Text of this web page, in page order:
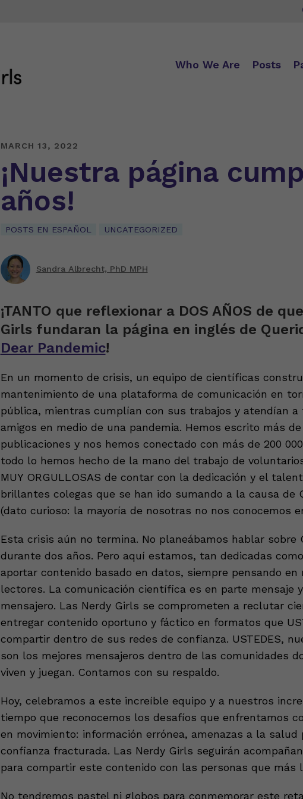
Who We Are Posts
MARCH 13, 2022
¡Nuestra página
años!
POSTS EN ESPAÑOL UNCATEGORIZED
Sandra Albrecht, PhD MPH
¡TANTO que reflexionar a DOS AÑOS de
Girls fundaran la página en inglés de
Dear Pandemic!
En un momento de crisis, un equipo de científicas
mantenimiento de una plataforma de comunicación en
pública, mientras cumplían con sus trabajos y atendían a
amigos en medio de una pandemia. Hemos escrito más de
publicaciones y nos hemos conectado con más de 200
todo lo hemos hecho de la mano del trabajo de
MUY ORGULLOSAS de contar con la dedicación y el
brillantes colegas que se han ido sumando a la causa de
(dato curioso: la mayoría de nosotras no nos conocemos
Esta crisis aún no termina. No planeábamos hablar sobre
durante dos años. Pero aquí estamos, tan dedicadas
aportar contenido basado en datos, siempre pensando en
lectores. La comunicación científica es en parte mensaje
mensajero. Las Nerdy Girls se comprometen a reclutar
entregar contenido oportuno y fáctico en formatos que
compartir dentro de sus redes de confianza. USTEDES,
son los mejores mensajeros dentro de las comunidades
viven y juegan. Contamos con su respaldo.
Hoy, celebramos a este increíble equipo y a nuestros
tiempo que reconocemos los desafíos que enfrentamos
en movimiento: información errónea, amenazas a la salud
confianza fracturada. Las Nerdy Girls seguirán
para compartir este contenido con las personas que más
No tendremos pastel ni globos para conmemorar este